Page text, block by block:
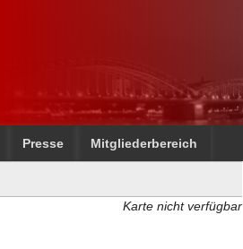
Presse Mitgliederbereich
Karte nicht verfügbar